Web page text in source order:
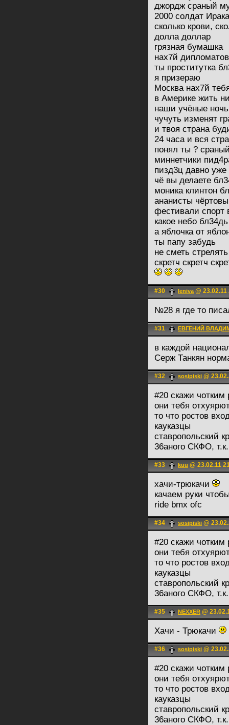
джордж сраный
2000 солдат
сколько крови,
долла доллар
грязная бумашка
нах7й
ты проститутка
я призераю
Москва нах7й
в Америке жить
наши учёные
чучуть изменят
и твоя страна
24 часа и вся
понял ты ?
миннетчики
пизд3ц давно уже
чё вы делаете
моника клинтон
ананисты
фестивали спорт
какое небо
а яблочка от
ты папу забудь
не сметь
скретч скретч
#30 leniva@ 23.02.11
№28 я где то
#31 ЕВГЕНИЙ
в каждой
Серж Танкян
#32 sosipiski @
#20 скажи чотким
они тебя
то что ростов
кауказцы
ставропольский
36аного СКФО,
#33 kuu @ 23.02.11
хачи-трюкачи
качаем руки
ride bmx ofc
#34 sosipiski @
#20 скажи чотким
они тебя
то что ростов
кауказцы
ставропольский
36аного СКФО,
#35 NEXXER @
Хачи - Трюкачи
#36 sosipiski @
#20 скажи чотким
они тебя
то что ростов
кауказцы
ставропольский
36аного СКФО,